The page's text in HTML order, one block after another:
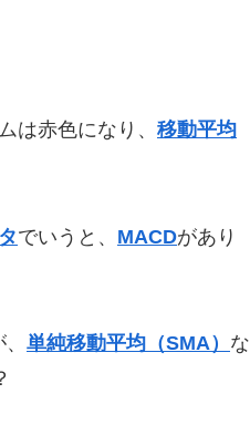
は赤色になり、 移動平均
でいうと、 MACDがあり
単純移動平均（SMA） な